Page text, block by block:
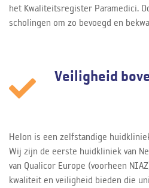
het Kwaliteitsregister Paramedici.
scholingen om zo bevoegd en
Veiligheid
Helon is een zelfstandige
Wij zijn de eerste huidkliniek van
van Qualicor Europe (voorheen
kwaliteit en veiligheid bieden die